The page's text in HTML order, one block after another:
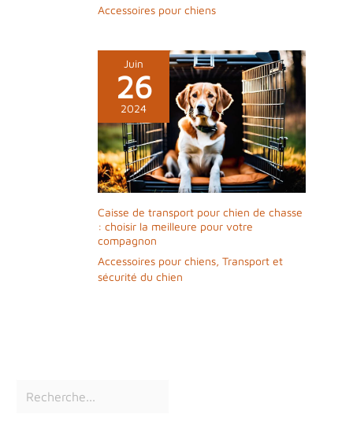
℃
Accessoires pour chiens
Juin
26
2024
Caisse de transport pour chien de chasse
: choisir la meilleure pour votre
compagnon
Accessoires pour chiens, Transport et
sécurité du chien